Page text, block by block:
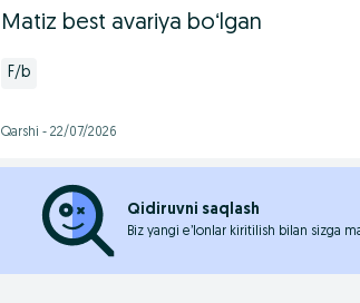
Matiz best avariya boʻlgan
F/b
Qarshi - 22/07/2026
Qidiruvni saqlash
Biz yangi e’lonlar kiritilish bilan sizga